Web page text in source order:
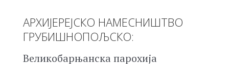
АРХИЈЕРЕЈСКО НАМЕСНИШТВО
ГРУБИШНОПОЉСКО:
Великобарњанска парохија